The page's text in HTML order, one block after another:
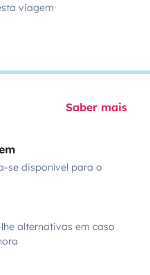
viagem
Saber mais
se disponível para o
alternativas em caso